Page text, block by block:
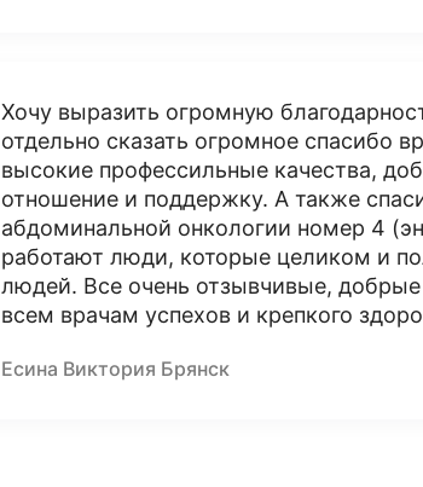
Хочу выразить огромную
отдельно сказать огромное спасибо
высокие профессильные качества,
отношение и поддержку. А также
абдоминальной онкологии номер 4
работают люди, которые целиком и
людей. Все очень отзывчивые,
всем врачам успехов и крепкого
Есина Виктория Брянск